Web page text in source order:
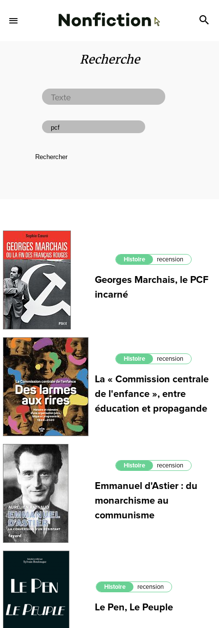
Recherche
Histoire recension
Georges Marchais, le PCF
incarné
Histoire recension
La « Commission centrale
de l'enfance », entre
éducation et propagande
Histoire recension
Emmanuel d'Astier : du
monarchisme au
communisme
Histoire recension
Le Pen, Le Peuple